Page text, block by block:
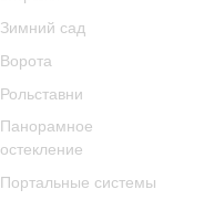
Зимний сад
Ворота
Рольставни
Панорамное
остекление
Портальные системы